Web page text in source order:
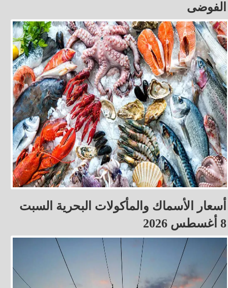
الفوضى
أسعار الأسماك والمأكولات البحرية السبت
8 أغسطس 2026